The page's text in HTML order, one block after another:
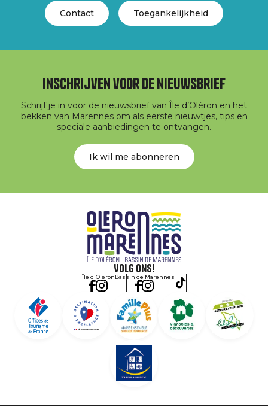
Contact Toegankelijkheid
Inschrijven voor de nieuwsbrief
Schrijf je in voor de nieuwsbrief van Île d’Oléron en het
bekken van Marennes om als eerste nieuwtjes, tips en
speciale aanbiedingen te ontvangen.
Ik wil me abonneren
Volg ons!
Île d'OléronBassin de Marennes